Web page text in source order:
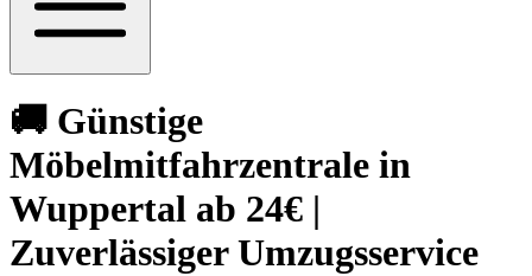
🚚 Günstige
Möbelmitfahrzentrale in
Wuppertal ab 24€ |
Zuverlässiger Umzugsservice